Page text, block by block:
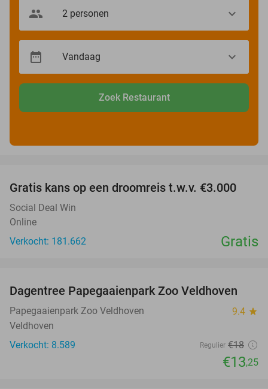
Zoek Restaurant
Gratis kans op een droomreis t.w.v. €3.000
Social Deal Win
Online
Verkocht: 181.662
Gratis
26%
Dagentree Papegaaienpark Zoo Veldhoven
Papegaaienpark Zoo Veldhoven 9.4 star
Veldhoven
Verkocht: 8.589
Regulier €18
€13,25